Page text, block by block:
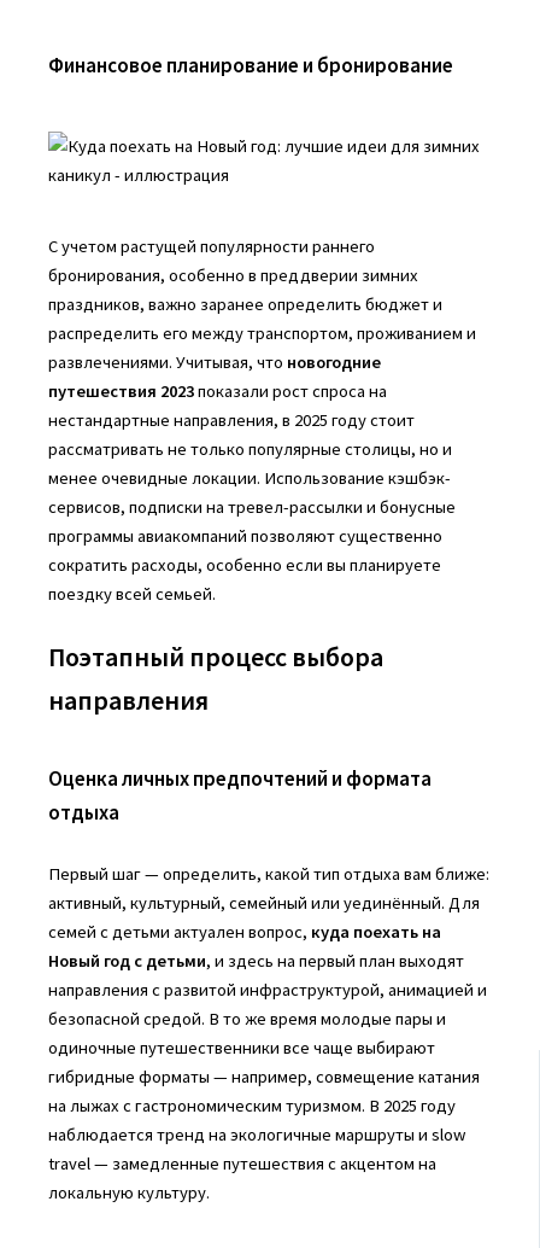
Финансовое планирование и бронирование
С учетом растущей популярности раннего
бронирования, особенно в преддверии зимних
праздников, важно заранее определить бюджет и
распределить его между транспортом, проживанием и
развлечениями. Учитывая, что новогодние
путешествия 2023показали рост спроса на
нестандартные направления, в 2025 году стоит
рассматривать не только популярные столицы, но и
менее очевидные локации. Использование кэшбэк-
сервисов, подписки на тревел-рассылки и бонусные
программы авиакомпаний позволяют существенно
сократить расходы, особенно если вы планируете
поездку всей семьей.
Поэтапный процесс выбора
направления
Оценка личных предпочтений и формата
отдыха
Первый шаг — определить, какой тип отдыха вам ближе:
активный, культурный, семейный или уединённый. Для
семей с детьми актуален вопрос, куда поехать на
Новый год с детьми, и здесь на первый план выходят
направления с развитой инфраструктурой, анимацией и
безопасной средой. В то же время молодые пары и
одиночные путешественники все чаще выбирают
гибридные форматы — например, совмещение катания
на лыжах с гастрономическим туризмом. В 2025 году
наблюдается тренд на экологичные маршруты и slow
travel — замедленные путешествия с акцентом на
локальную культуру.